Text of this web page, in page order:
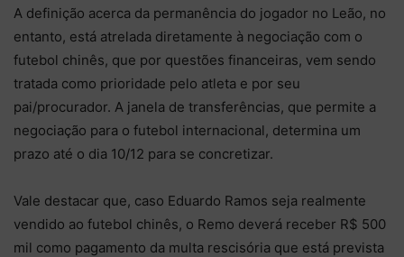
A definição acerca da permanência do jogador no Leão, no
entanto, está atrelada diretamente à negociação com o
futebol chinês, que por questões financeiras, vem sendo
tratada como prioridade pelo atleta e por seu
pai/procurador. A janela de transferências, que permite a
negociação para o futebol internacional, determina um
prazo até o dia 10/12 para se concretizar.
Vale destacar que, caso Eduardo Ramos seja realmente
vendido ao futebol chinês, o Remo deverá receber R$ 500
mil como pagamento da multa rescisória que está prevista